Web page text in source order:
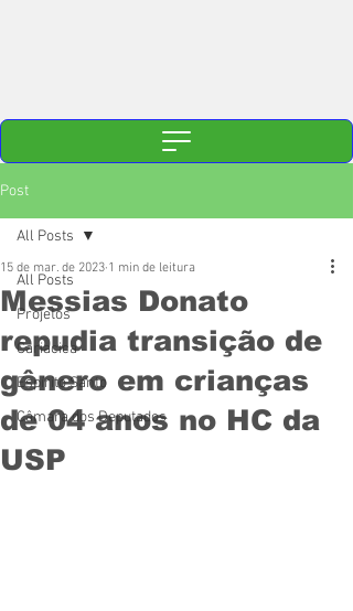
Post
All Posts
Projetos
Cariacica
Espírito Santo
Câmara dos Deputados
All Posts
Messias Donato
repudia transição de
gênero em crianças
de 04 anos no HC da
USP
15 de mar. de 2023 1 min de leitura